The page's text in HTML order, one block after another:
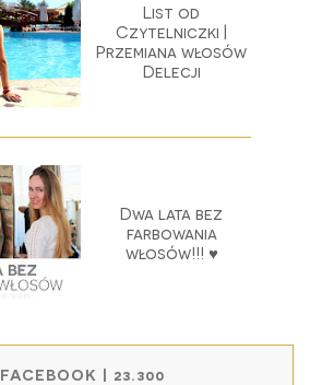
List od
Czytelniczki |
Przemiana włosów
Delecji
Dwa lata bez
farbowania
włosów!!! ♥
FACEBOOK | 23.300